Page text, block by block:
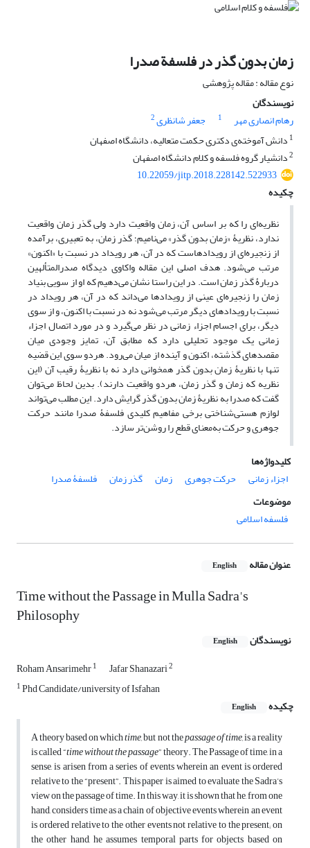
زمان بدون گذر در فلسفة صدرا
نوع مقاله : مقاله پژوهشی
نویسندگان
رهام انصاری مهر
1 جعفر شانظری2
1 دانش آموخته‌ی دکتری حکمت متعالیه، دانشگاه اصفهان
2دانشیار گروه فلسفه و کلام دانشگاه اصفهان
10.22059/jitp.2018.228142.522933
چکیده
نظریه‌ای را که بر اساس آن، زمان واقعیت دارد ولی گذر زمان واقعیت
ندارد، نظریۀ «زمان بدون گذر» می‌نامیم؛ گذر زمان، به تعبیری، برآمده
از زنجیره‌ای از رویدادهاست که در آن، هر رویداد در نسبت با «اکنون»
مرتب می‌شود. هدف اصلی این مقاله واکاوی دیدگاه صدرالمتألهین
دربارۀ گذر زمان است. در این راستا نشان می‌دهیم که او از سویی بنیاد
زمان را زنجیره‌ای عینی از رویدادها می‌داند که در آن، هر رویداد در
نسبت با رویدادهای دیگر مرتب می‌شود نه در نسبت با اکنون، و از سوی
دیگر، برای اجسام اجزاء زمانی در نظر می‌گیرد و در مورد اتصال اجزاء
زمانی یک موجود تحلیلی دارد که مطابق آن، تمایز وجودی میان
مقصدهای گذشته، اکنون و آینده از میان ‌می‌رود. هردو سوی این قضیه
تنها با نظریۀ زمان بدون گذر همخوانی دارد نه با نظریۀ رقیب آن (این
نظریه که زمان و گذر زمان، هردو واقعیت دارند). بدین لحاظ می‌توان
گفت که صدرا به نظریۀ زمان بدون گذر گرایش دارد. این مطلب می‌تواند
لوازم هستی‌شناختی برخی مفاهیم کلیدی فلسفۀ صدرا مانند حرکت
جوهری و حرکت به‌معنای قطع را روشن‌تر ‌سازد.
کلیدواژه‌ها
اجزاء زمانی
حرکت جوهری زمان گذر زمان
فلسفۀ صدرا
موضوعات
فلسفه اسلامی
عنوان مقاله English
Time without the Passage in Mulla Sadra's
Philosophy
نویسندگان English
Roham Ansarimehr1 Jafar Shanazari2
1Phd Candidate/university of Isfahan
چکیده
English
A theory based on whichtime,but not thepassage of time,is a reality
is called “time without the passage” theory. The Passage of time, in a
sense, is arisen from a series of events wherein an event is ordered
relative to the “present”. This paper is aimed to evaluate the Sadra’s
view on the passage of time. In this way, it is shown that he, from one
hand, considers time as a chain of objective events wherein an event
is ordered relative to the other events not relative to the present; on
the other hand, he assumes temporal parts for objects based on